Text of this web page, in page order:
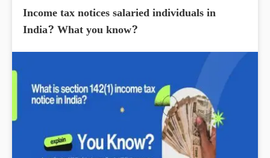
Income tax notices salaried individuals in
India? What you know?